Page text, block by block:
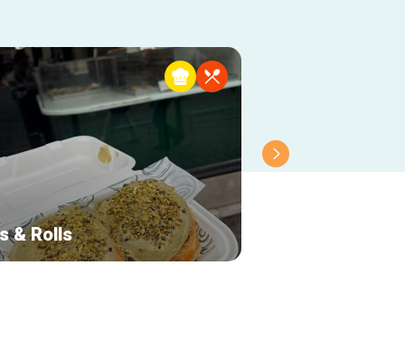
& Rolls